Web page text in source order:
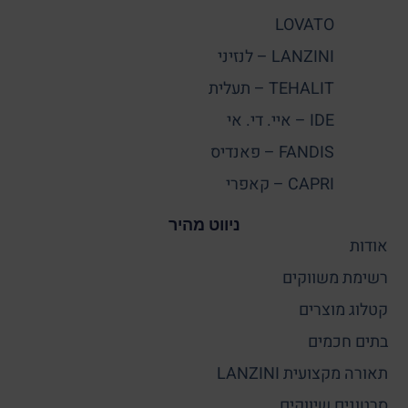
LOVATO
LANZINI – לנזיני
TEHALIT – תעלית
IDE – איי. די. אי
FANDIS – פאנדיס
CAPRI – קאפרי
ניווט מהיר
אודות
רשימת משווקים
קטלוג מוצרים
בתים חכמים
תאורה מקצועית LANZINI